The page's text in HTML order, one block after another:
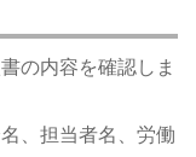
の内容を確認しま
、担当者名、労働